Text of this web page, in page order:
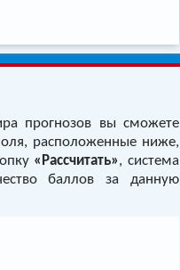
прогнозов вы сможете
расположенные ниже,
«Рассчитать», система
баллов за данную